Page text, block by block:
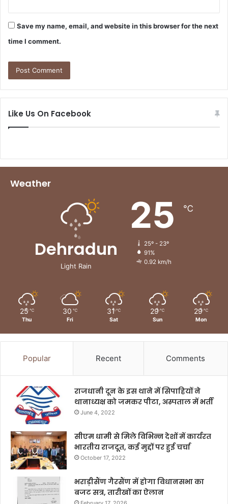
Save my name, email, and website in this browser for the next
time I comment.
Like Us On Facebook
Weather
Dehradun
Light Rain
25 ℃
25º - 23º
91%
0.92 km/h
25 ℃
Thu
30 ℃
Fri
31 ℃
Sat
29 ℃
Sun
29 ℃
Mon
Popular Recent Comments
राजधानी दून के इस थाने में सिपाहियों ने
थानाध्यक्ष को जमकर पीटा, अस्पताल में भर्ती
June 4, 2022
सीएम धामी से मिले विभिन्न देशों में कार्यरत
भारतीय राजदूत, कई मुद्दों पर हुई चर्चा
October 17, 2022
भराड़ीसैंण गैरसैंण में होगा विधानसभा का
बजट सत्र, तारीखों का ऐलान